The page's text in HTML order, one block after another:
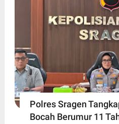
Polres Sragen
Bocah Berumur 11